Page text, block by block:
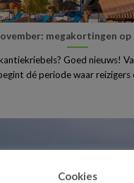
megakortingen op
Goed nieuws!
dé periode waar reizigers
Cookies